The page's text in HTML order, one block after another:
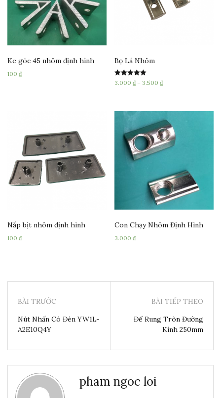
Ke góc 45 nhôm định hình
100 ₫
Bọ Lá Nhôm
Rated
3.000₫ – 3.500₫
Nắp bịt nhôm định hình
100 ₫
Con Chạy Nhôm Định Hình
3.000₫
BÀI TRƯỚC
Nút Nhấn Có Đèn YW1L-
A2E10Q4Y
BÀI TIẾP THEO
Đế Rung Tròn Đường
Kính 250mm
pham ngoc loi